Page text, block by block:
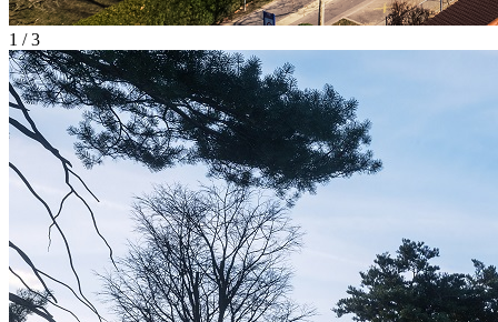
1 / 3